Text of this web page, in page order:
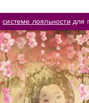
системе лояльности для